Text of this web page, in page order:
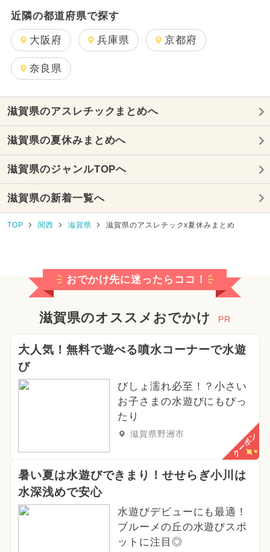
近隣の都道府県で探す
大阪府 兵庫県 京都府
奈良県
滋賀県のアスレチックまとめへ
滋賀県の夏休みまとめへ
滋賀県のジャンルTOPへ
滋賀県の新着一覧へ
TOP 関西 滋賀県 滋賀県のアスレチックx夏休みまとめ
おでかけ先に迷ったらココ！
滋賀県のオススメおでかけ PR
大人気！無料で遊べる噴水コーナーで水遊
び
びしょ濡れ必至！？小さい
お子さまの水遊びにもぴっ
たり
滋賀県野洲市 クーポン
暑い夏は水遊びできまり！せせらぎ小川は
水深浅めで安心
水遊びデビューにも最適！
ブルーメの丘の水遊びスポ
ットに注目◎